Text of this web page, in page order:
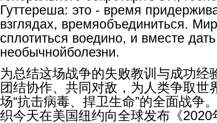
Гуттереша: это - время
взглядах, времяобъединиться.
сплотиться воедино, и вместе
необычнойболезни.
为总结这场战争的失败教训与成功经
团结协作、共同对敌，为人类争取世
场“抗击病毒、捍卫生命”的全面战争
织今天在美国纽约向全球发布《2020